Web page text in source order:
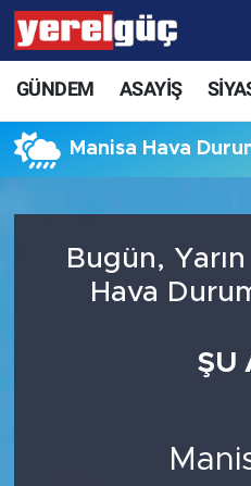
GÜNDEM ASAYİŞ
Manisa Hava
Bugün,
Hava
ŞU